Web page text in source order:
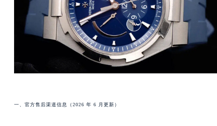
一、官方售后渠道信息（2026 年 6 月更新）